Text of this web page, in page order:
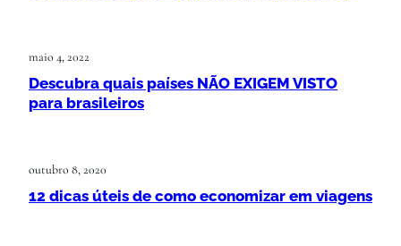
maio 4, 2022
Descubra quais países NÃO EXIGEM VISTO
para brasileiros
outubro 8, 2020
12 dicas úteis de como economizar em viagens